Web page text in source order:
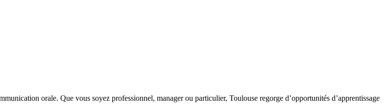
orale. Que vous soyez professionnel, manager ou particulier, Toulouse regorge d’opportunités d’apprentissage